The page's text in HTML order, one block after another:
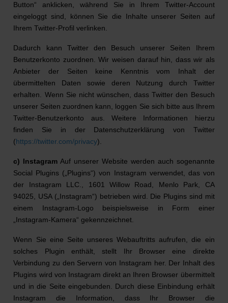
Button“ anklicken, während Sie in Ihrem Twitter-Account
eingeloggt sind, können Sie die Inhalte unserer Seiten auf
Ihrem Twitter-Profil verlinken.
Dadurch kann Twitter den Besuch unserer Seiten Ihrem
Benutzerkonto zuordnen. Wir weisen darauf hin, dass wir als
Anbieter der Seiten keine Kenntnis vom Inhalt der
übermittelten Daten sowie deren Nutzung durch Twitter
erhalten. Wenn Sie nicht wünschen, dass Twitter den Besuch
unserer Seiten zuordnen kann, loggen Sie sich bitte aus Ihrem
Twitter-Benutzerkonto aus. Weitere Informationen hierzu
finden Sie in der Datenschutzerklärung von Twitter
(https://twitter.com/privacy).
c) Instagram Auf unserer Website werden auch sogenannte
Social Plugins („Plugins“) von Instagram verwendet, das von
der Instagram LLC., 1601 Willow Road, Menlo Park, CA
94025, USA („Instagram“) betrieben wird. Die Plugins sind mit
einem Instagram-Logo beispielsweise in Form einer
„Instagram-Kamera“ gekennzeichnet.
Wenn Sie eine Seite unseres Webauftritts aufrufen, die ein
solches Plugin enthält, stellt Ihr Browser eine direkte
Verbindung zu den Servern von Instagram her. Der Inhalt des
Plugins wird von Instagram direkt an Ihren Browser übermittelt
und in die Seite eingebunden. Durch diese Einbindung erhält
Instagram die Information, dass Ihr Browser die